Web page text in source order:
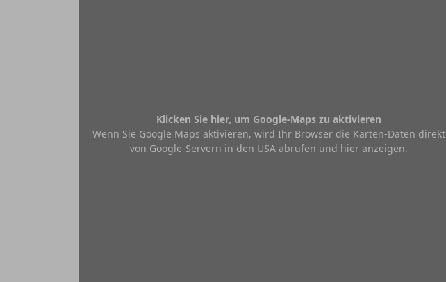
Klicken Sie hier, um Google-Maps zu aktivieren
Wenn Sie Google Maps aktivieren, wird Ihr Browser die Karten-Daten direkt
von Google-Servern in den USA abrufen und hier anzeigen.